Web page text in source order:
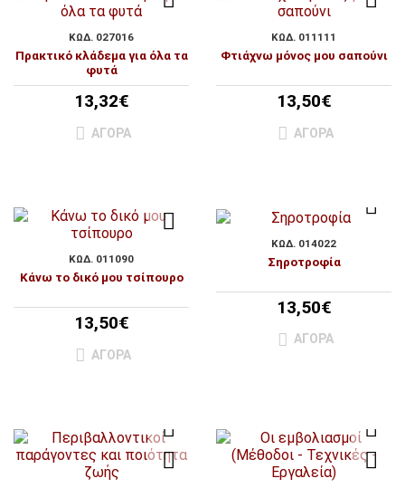
ΚΩΔ. 027016
Πρακτικό κλάδεμα για όλα τα
φυτά
13,32€
ΑΓΟΡΆ
ΚΩΔ. 011111
Φτιάχνω μόνος μου σαπούνι
13,50€
ΑΓΟΡΆ
ΚΩΔ. 011090
Κάνω το δικό μου τσίπουρο
13,50€
ΑΓΟΡΆ
ΚΩΔ. 014022
Σηροτροφία
13,50€
ΑΓΟΡΆ